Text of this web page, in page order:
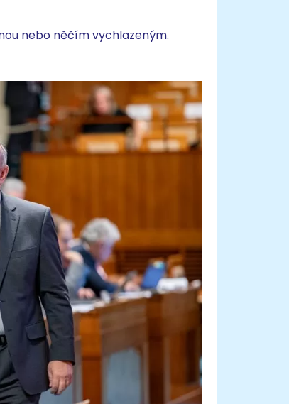
nebo něčím vychlazeným.